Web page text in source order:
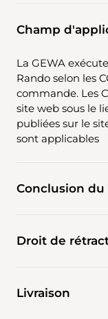
Champ
La GEWA
Rando selon les
commande. Les
site web sous le
publiées sur le
sont applicables
Conclusion
Droit de
Livraison